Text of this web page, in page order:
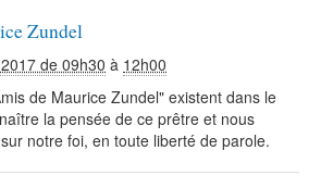
Zundel
de 09h30 à 12h00
de Maurice Zundel" existent dans le
la pensée de ce prêtre et nous
notre foi, en toute liberté de parole.